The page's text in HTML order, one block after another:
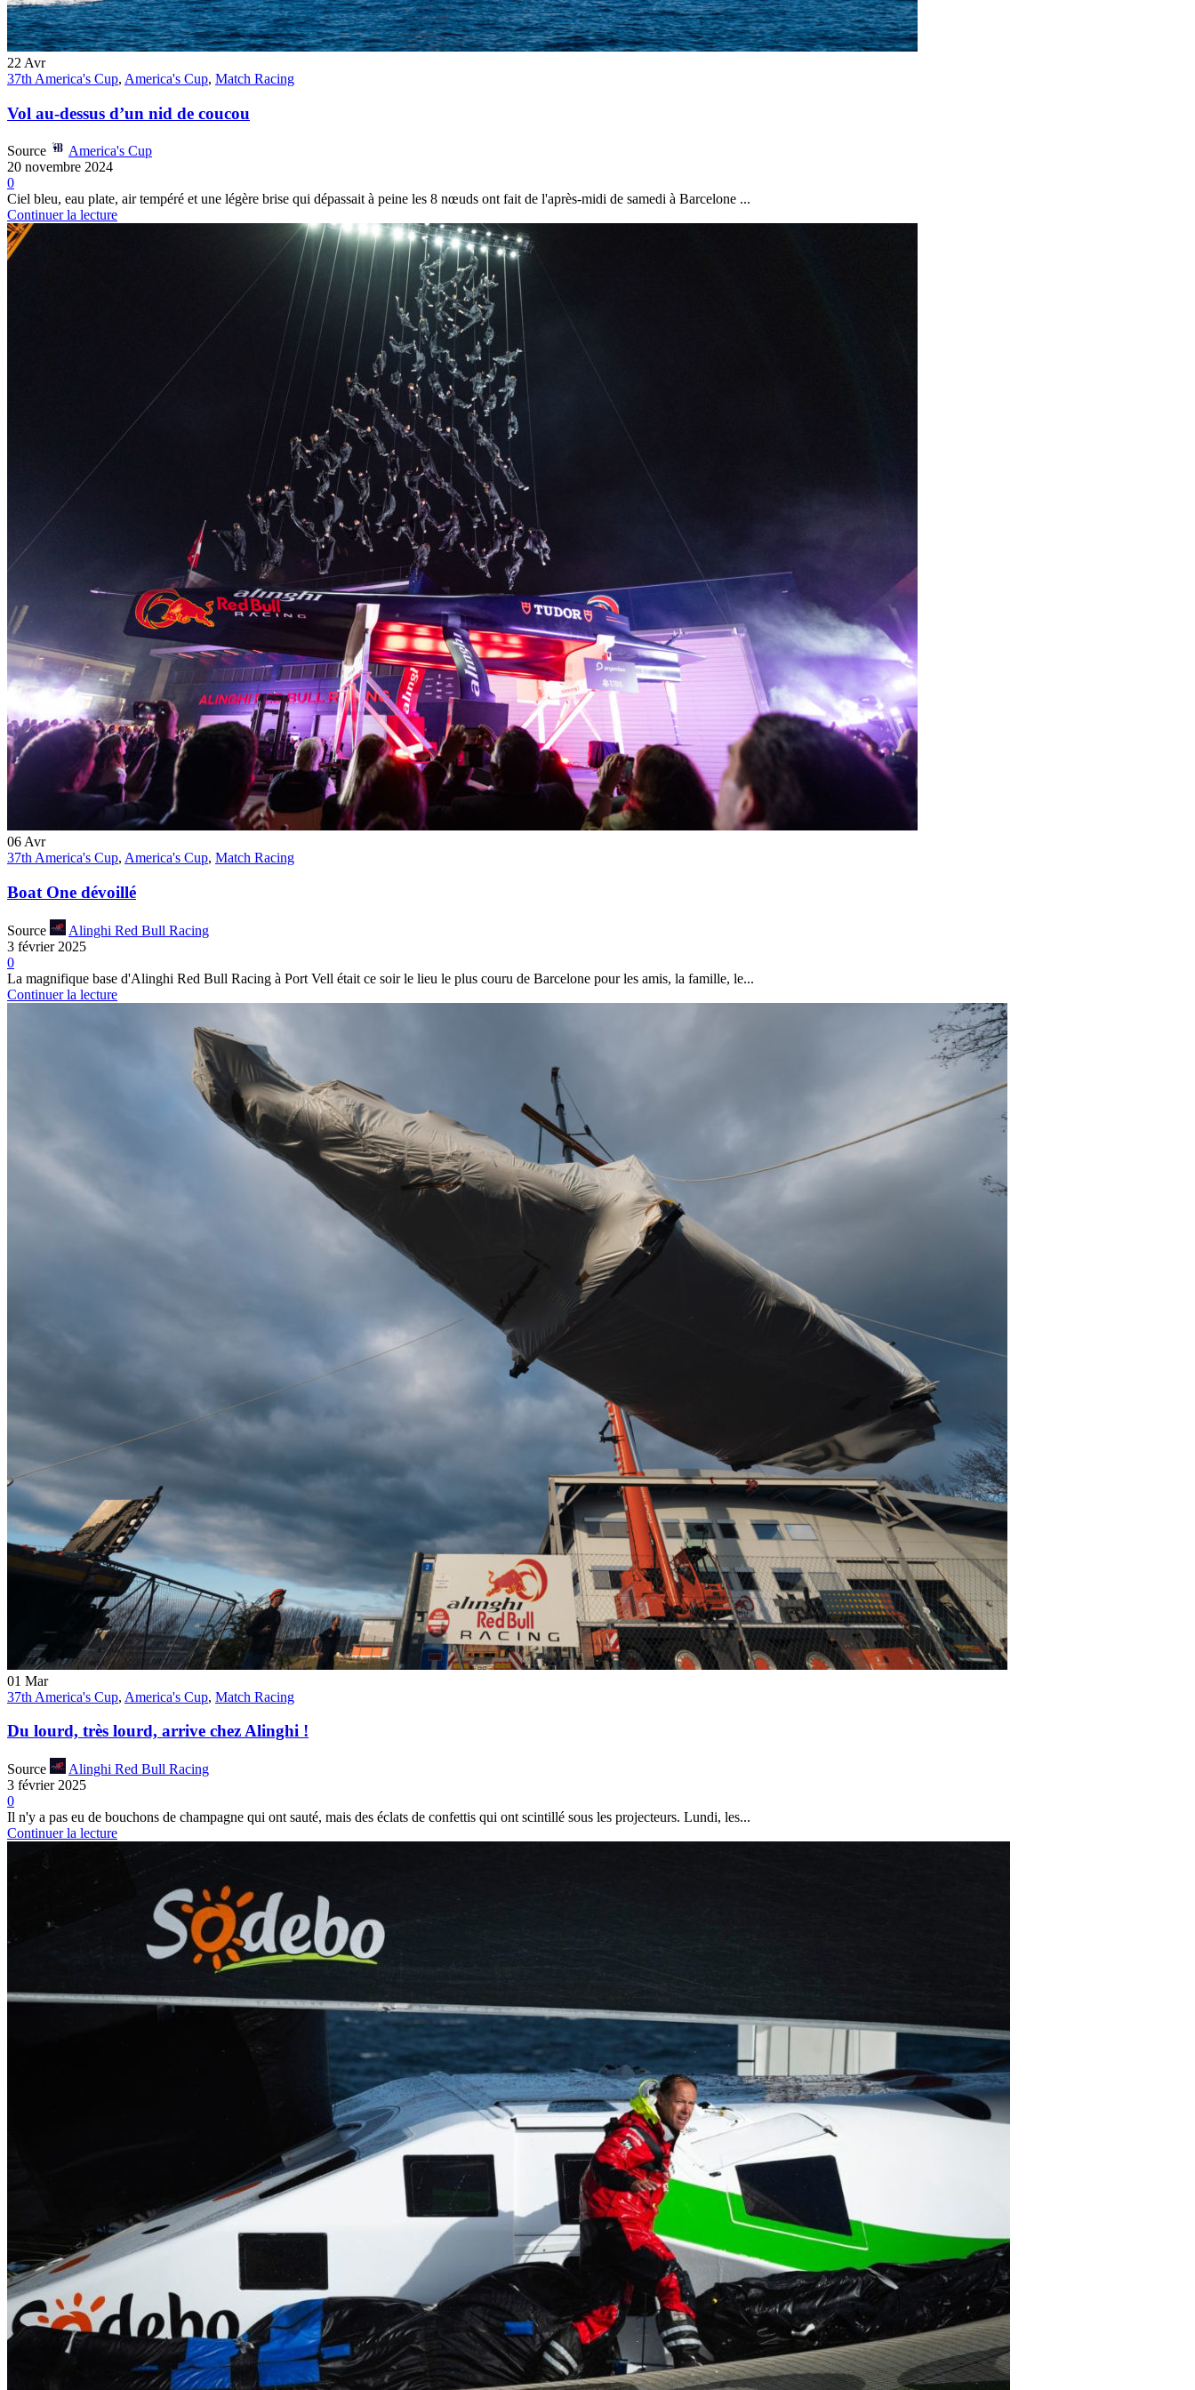
13
Records
SP80 franchit la barre mythique des 50 noeuds
Source
0
Un an déjà !
Class40,Classe Ultim 32/23 Course au Large ,IMOCA Multi50 - Ocean Fifty,Transat Café l'Or
4 classes, 4 parcours, 4 duos vainqueurs
Source
Transat Café l'Or
13 février 2025
22Jan
Classe Ultim 32/23,Records,Trophée Jules Verne
Gitana 17 devient Actual Ultim 4
Gitana Team
22 janvier 2025
0
22 Avr
37th America's Cup, America's Cup, Match Racing
Vol au-dessus d’un nid de coucou
Source
America's Cup
20 novembre 2024
0
Ciel bleu, eau plate, air tempéré et une légère brise qui dépassait à peine les 8 nœuds ont fait de l'après-midi de samedi à Barcelone ...
Continuer la lecture
06 Avr
37th America's Cup, America's Cup, Match Racing
Boat One dévoillé
Source
Alinghi Red Bull Racing
3 février 2025
0
La magnifique base d'Alinghi Red Bull Racing à Port Vell était ce soir le lieu le plus couru de Barcelone pour les amis, la famille, le...
Continuer la lecture
01 Mar
37th America's Cup, America's Cup, Match Racing
Du lourd, très lourd, arrive chez Alinghi !
Source
Alinghi Red Bull Racing
3 février 2025
0
Il n'y a pas eu de bouchons de champagne qui ont sauté, mais des éclats de confettis qui ont scintillé sous les projecteurs. Lundi, les...
Continuer la lecture